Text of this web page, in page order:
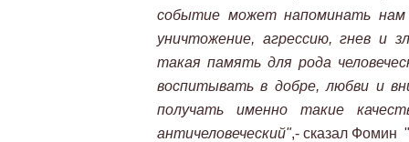
событие может напоминать нам
уничтожение, агрессию, гнев и
такая память для рода
воспитывать в добре, любви и
получать именно такие
античеловеческий",- сказал Фомин "